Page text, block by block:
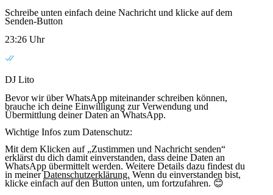
Schreibe unten einfach deine Nachricht und klicke auf dem
Senden-Button
23:26 Uhr
DJ Lito
Bevor wir über WhatsApp miteinander schreiben können,
brauche ich deine Einwilligung zur Verwendung und
Übermittlung deiner Daten an WhatsApp.
Wichtige Infos zum Datenschutz:
Mit dem Klicken auf „Zustimmen und Nachricht senden“
erklärst du dich damit einverstanden, dass deine Daten an
WhatsApp übermittelt werden. Weitere Details dazu findest du
in meinerDatenschutzerklärung. Wenn du einverstanden bist,
klicke einfach auf den Button unten, um fortzufahren. 😊